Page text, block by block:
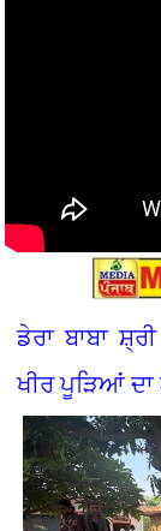
ਡੇਰਾ ਬਾਬਾ
ਖੀਰ ਪੂੜਿਆਂ